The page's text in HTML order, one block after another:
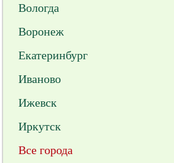
Вологда
Воронеж
Екатеринбург
Иваново
Ижевск
Иркутск
Все города